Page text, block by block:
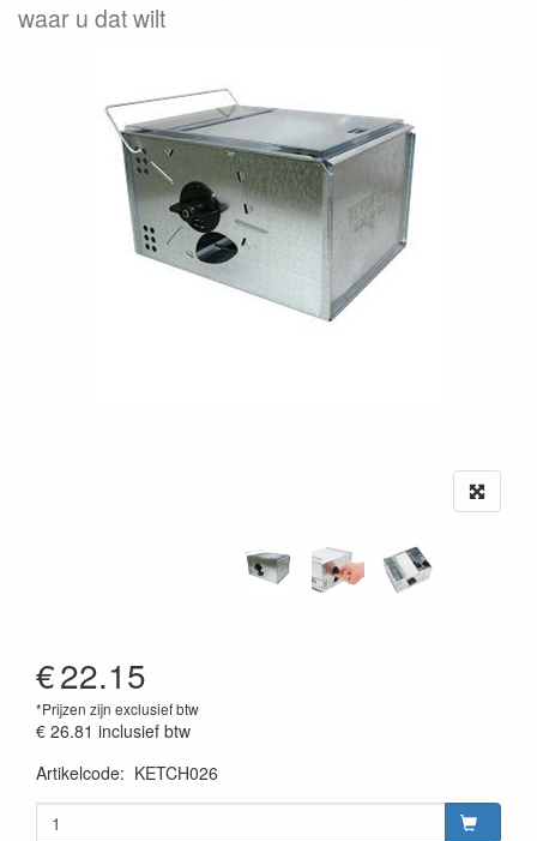
waar u dat wilt
€22.15
*Prijzen zijn exclusief btw
€ 26.81 inclusief btw
Artikelcode: KETCH026